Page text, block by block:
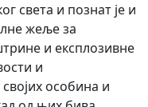
света и познат је и
жеље за
и експлозивне
и
особина и